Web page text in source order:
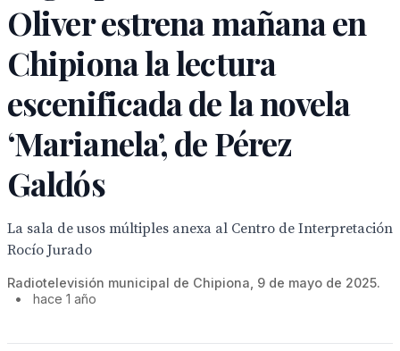
Oliver estrena mañana en
Chipiona la lectura
escenificada de la novela
‘Marianela’, de Pérez
Galdós
La sala de usos múltiples anexa al Centro de Interpretación
Rocío Jurado
Radiotelevisión municipal de Chipiona, 9 de mayo de 2025.
•
hace 1 año